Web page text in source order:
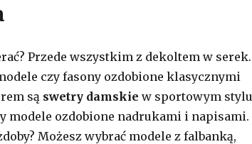
Przede wszystkim z dekoltem w serek.
czy fasony ozdobione klasycznymi
są swetry damskie w sportowym stylu
modele ozdobione nadrukami i napisami.
Możesz wybrać modele z falbanką,